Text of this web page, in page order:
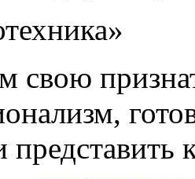
свою